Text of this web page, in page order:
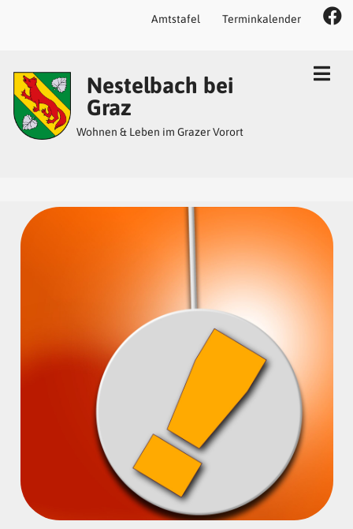
Accesskey
1)
Accesskey
2)
Accesskey
3)
Amtstafel Terminkalender
Nestelbach bei
Graz
Wohnen & Leben im Grazer Vorort